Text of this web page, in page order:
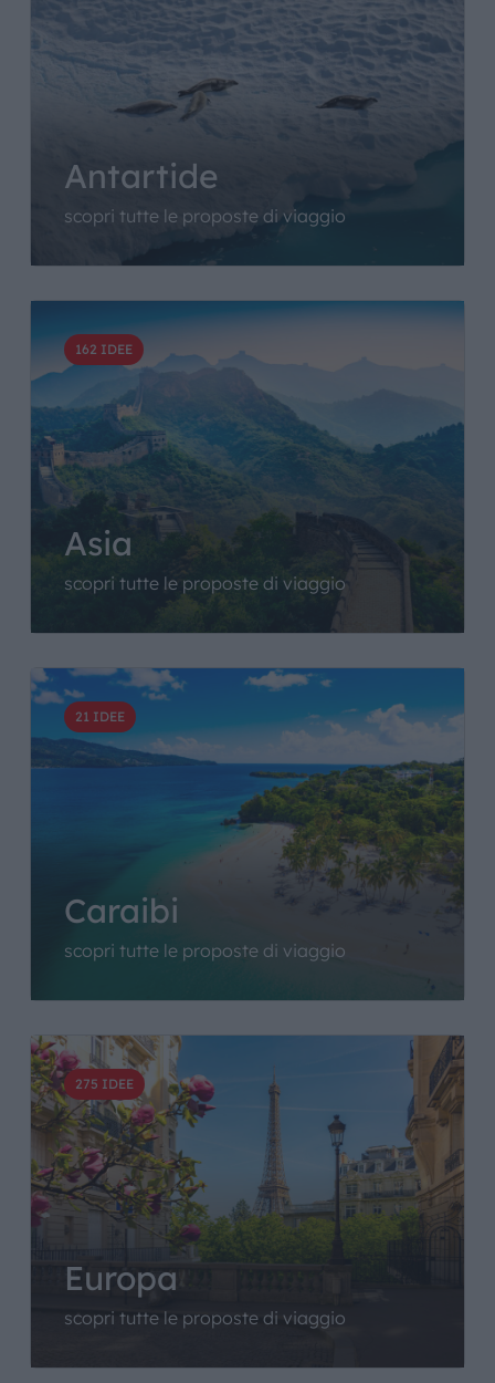
Antartide
scopri tutte le proposte di viaggio
162 IDEE
Asia
scopri tutte le proposte di viaggio
21 IDEE
Caraibi
scopri tutte le proposte di viaggio
275 IDEE
Europa
scopri tutte le proposte di viaggio